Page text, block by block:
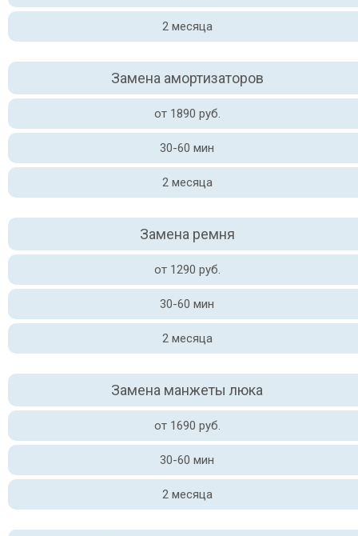
2 месяца
Замена амортизаторов
от 1890 руб.
30-60 мин
2 месяца
Замена ремня
от 1290 руб.
30-60 мин
2 месяца
Замена манжеты люка
от 1690 руб.
30-60 мин
2 месяца